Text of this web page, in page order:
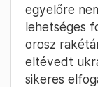
egyelőre
lehetséges
orosz
eltévedt
sikeres